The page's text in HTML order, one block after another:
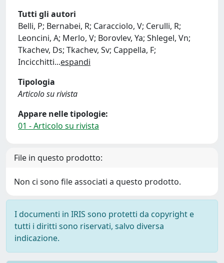
Tutti gli autori
Belli, P; Bernabei, R; Caracciolo, V; Cerulli, R;
Leoncini, A; Merlo, V; Borovlev, Ya; Shlegel, Vn;
Tkachev, Ds; Tkachev, Sv; Cappella, F;
Incicchitti...espandi
Tipologia
Articolo su rivista
Appare nelle tipologie:
01 - Articolo su rivista
File in questo prodotto:
Non ci sono file associati a questo prodotto.
I documenti in IRIS sono protetti da copyright e
tutti i diritti sono riservati, salvo diversa
indicazione.